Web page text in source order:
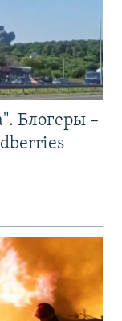
Блогеры –